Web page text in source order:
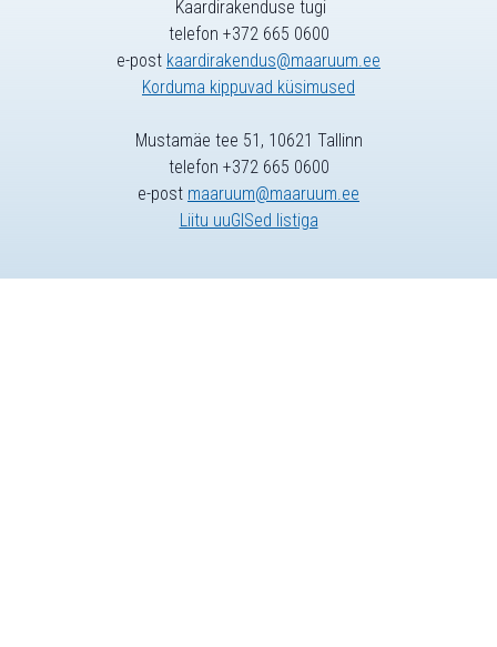
Kaardirakenduse tugi
telefon +372 665 0600
e-post kaardirakendus@maaruum.ee
Korduma kippuvad küsimused
Mustamäe tee 51, 10621 Tallinn
telefon +372 665 0600
e-post maaruum@maaruum.ee
Liitu uuGISed listiga